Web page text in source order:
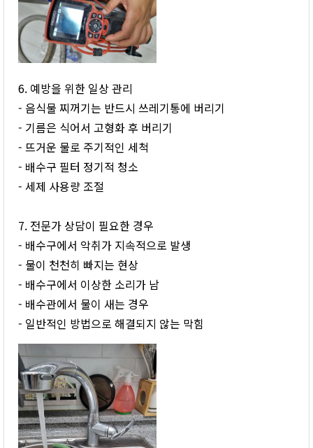
6. 예방을 위한 일상 관리
- 음식물 찌꺼기는 반드시 쓰레기통에 버리기
- 기름은 식어서 고형화 후 버리기
- 뜨거운 물로 주기적인 세척
- 배수구 필터 정기적 청소
- 세제 사용량 조절
7. 전문가 상담이 필요한 경우
- 배수구에서 악취가 지속적으로 발생
- 물이 천천히 빠지는 현상
- 배수구에서 이상한 소리가 남
- 배수관에서 물이 새는 경우
- 일반적인 방법으로 해결되지 않는 막힘